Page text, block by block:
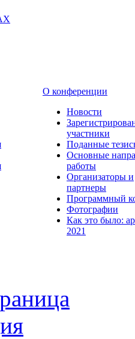
О конференции
Новости
участники
Поданные
Основные
работы
Организаторы и
партнеры
Программный
Фотографии
Как это было:
2021